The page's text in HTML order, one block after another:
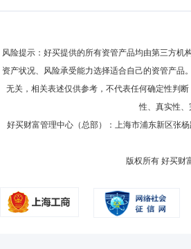
风险提示：好买提供的所有资管产品均由第三方
资产状况、风险承受能力选择适合自己的资管产
无关，相关表述仅供参考，不代表任何确定性判
性、真实性
好买财富管理中心（总部）：上海市浦东新区张
版权所有 好买财